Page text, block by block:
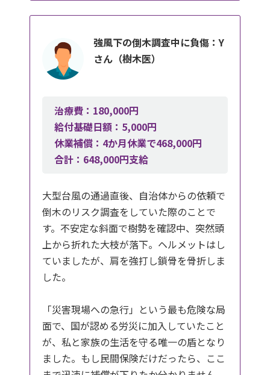
強風下の倒木調査中に負傷：Y
さん（樹木医）
治療費：180,000円
給付基礎日額：5,000円
休業補償：4か月休業で468,000円
合計：648,000円支給
大型台風の通過直後、自治体からの依頼で
倒木のリスク調査をしていた際のことで
す。不安定な斜面で樹勢を確認中、突然頭
上から折れた大枝が落下。ヘルメットはし
ていましたが、肩を強打し鎖骨を骨折しま
した。
「災害現場への急行」という最も危険な局
面で、国が認める労災に加入していたこと
が、私と家族の生活を守る唯一の盾となり
ました。もし民間保険だけだったら、ここ